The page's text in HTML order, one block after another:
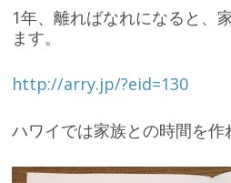
1年、離ればなれになると、
ます。
http://arry.jp/?eid=130
ハワイでは家族との時間を作